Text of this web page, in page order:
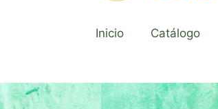
Inicio Catálogo